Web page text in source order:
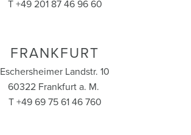
T +49 201 87 46 96 60
FRANKFURT
Eschersheimer Landstr. 10
60322 Frankfurt a. M.
T +49 69 75 61 46 760